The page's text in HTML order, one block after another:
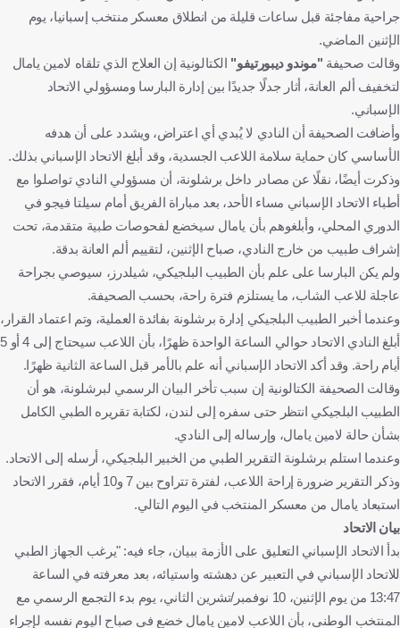
جراحية مفاجئة قبل ساعات قليلة من انطلاق معسكر منتخب إسبانيا، يوم
الإثنين الماضي.
وقالت صحيفة "موندو ديبورتيفو" الكتالونية إن العلاج الذي تلقاه لامين يامال
لتخفيف ألم العانة، أثار جدلًا جديدًا بين إدارة البارسا ومسؤولي الاتحاد
الإسباني.
وأضافت الصحيفة أن النادي لا يُبدي أي اعتراض، ويشدد على أن هدفه
الأساسي كان حماية سلامة اللاعب الجسدية، وقد أبلغ الاتحاد الإسباني بذلك.
وذكرت أيضًا، نقلًا عن مصادر داخل برشلونة، أن مسؤولي النادي تواصلوا مع
أطباء الاتحاد الإسباني مساء الأحد، بعد مباراة الفريق أمام سيلتا فيجو في
الدوري المحلي، وأبلغوهم بأن يامال سيخضع لفحوصات طبية متقدمة، تحت
إشراف طبيب من خارج النادي، صباح الإثنين، لتقييم ألم العانة بدقة.
ولم يكن البارسا على علم بأن الطبيب البلجيكي، شيلدرز، سيوصي بجراحة
عاجلة للاعب الشاب، ما يستلزم فترة راحة، بحسب الصحيفة.
وعندما أخبر الطبيب البلجيكي إدارة برشلونة بفائدة العملية، وتم اعتماد القرار،
أبلغ النادي الاتحاد حوالي الساعة الواحدة ظهرًا، بأن اللاعب سيحتاج إلى 4 أو 5
أيام راحة. وقد أكد الاتحاد الإسباني أنه علم بالأمر قبل الساعة الثانية ظهرًا.
وقالت الصحيفة الكتالونية إن سبب تأخر البيان الرسمي لبرشلونة، هو أن
الطبيب البلجيكي انتظر حتى سفره إلى لندن، لكتابة تقريره الطبي الكامل
بشأن حالة لامين يامال، وإرساله إلى النادي.
وعندما استلم برشلونة التقرير الطبي من الخبير البلجيكي، أرسله إلى الاتحاد.
وذكر التقرير ضرورة إراحة اللاعب، لفترة تتراوح بين 7 و10 أيام، فقرر الاتحاد
استبعاد يامال من معسكر المنتخب في اليوم التالي.
بيان الاتحاد
بدأ الاتحاد الإسباني التعليق على الأزمة ببيان، جاء فيه: "يرغب الجهاز الطبي
للاتحاد الإسباني في التعبير عن دهشته واستيائه، بعد معرفته في الساعة
13:47 من يوم الإثنين، 10 نوفمبر/تشرين الثاني، يوم بدء التجمع الرسمي مع
المنتخب الوطني، بأن اللاعب لامين يامال خضع في صباح اليوم نفسه لإجراء